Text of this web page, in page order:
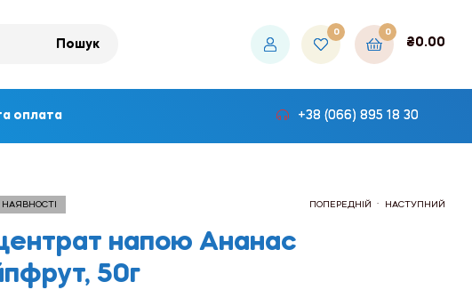
Пошук
0 0
₴0.00
оплата +38 (066) 895 18 30
ПОПЕРЕДНІЙ НАСТУПНИЙ
напою Ананас
50г